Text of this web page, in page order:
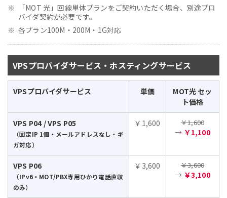
「MOT 光」回線単体プランをご契約いただく場合、別途プロ
バイダ契約が必要です。
各プラン100M・200M・1G対応
VPSプロバイダサービス・ホスティングサービス
VPSプロバイダサービス 単価
MOT光 セッ
ト価格
VPS P04 / VPS P05
（固定IP 1個・メールアドレスなし・ギ
ガ対応）
￥1,600 ￥1,600
→ ￥1,100
VPS P06
（IPv6・MOT/PBX専用ひかり電話直収
のみ）
￥3,600 ￥3,600
→ ￥3,100